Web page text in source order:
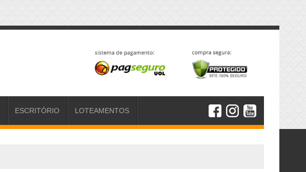
ESCRITÓRIO LOTEAMENTOS